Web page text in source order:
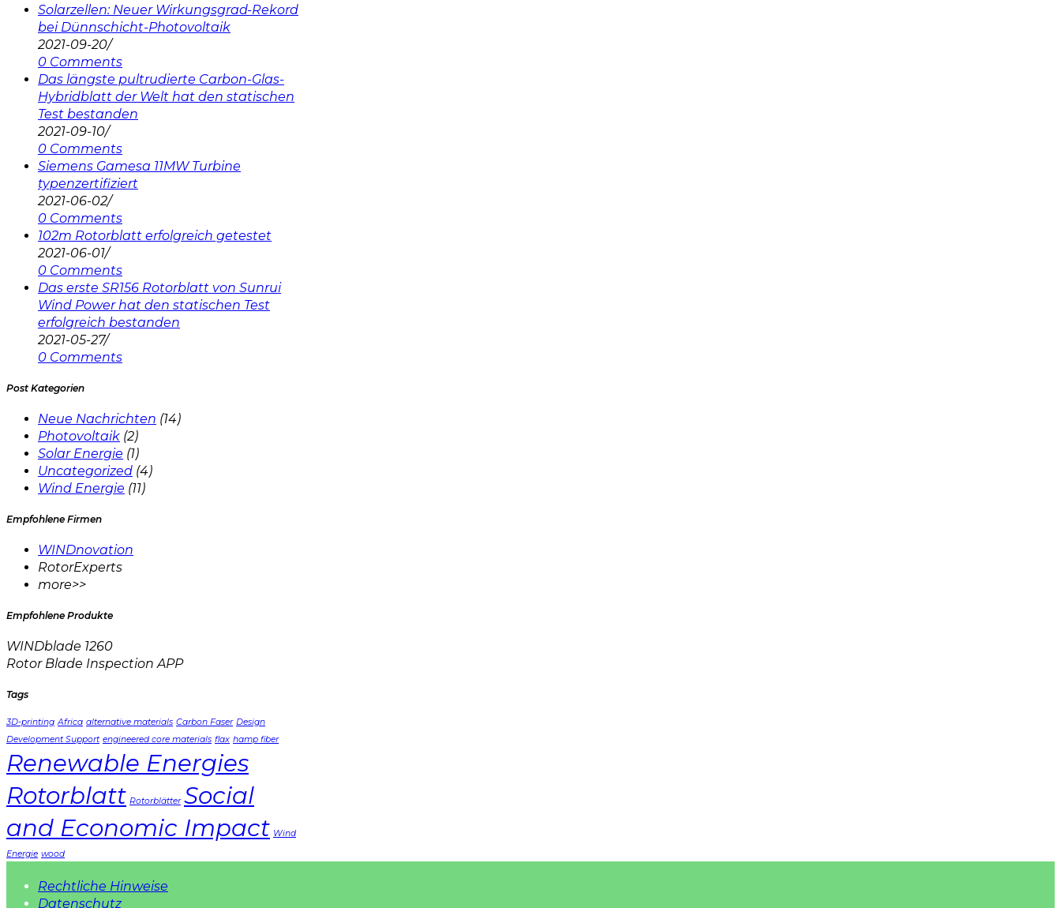
Solarzellen: Neuer Wirkungsgrad-Rekord
bei Dünnschicht-Photovoltaik
2021-09-20/
0 Comments
Das längste pultrudierte Carbon-Glas-
Hybridblatt der Welt hat den statischen
Test bestanden
2021-09-10/
0 Comments
Siemens Gamesa 11MW Turbine
typenzertifiziert
2021-06-02/
0 Comments
102m Rotorblatt erfolgreich getestet
2021-06-01/
0 Comments
Das erste SR156 Rotorblatt von Sunrui
Wind Power hat den statischen Test
erfolgreich bestanden
2021-05-27/
0 Comments
Post Kategorien
Neue Nachrichten (14)
Photovoltaik (2)
Solar Energie (1)
Uncategorized (4)
Wind Energie (11)
Empfohlene Firmen
WINDnovation
RotorExperts
more>>
Empfohlene Produkte
WINDblade 1260
Rotor Blade Inspection APP
Tags
3D-printing Africa alternative materials Carbon Faser Design
Development Support engineered core materials flax hamp fiber
Renewable Energies
Rotorblatt Rotorblätter Social
and Economic Impact Wind
Energie wood
Rechtliche Hinweise
Datenschutz